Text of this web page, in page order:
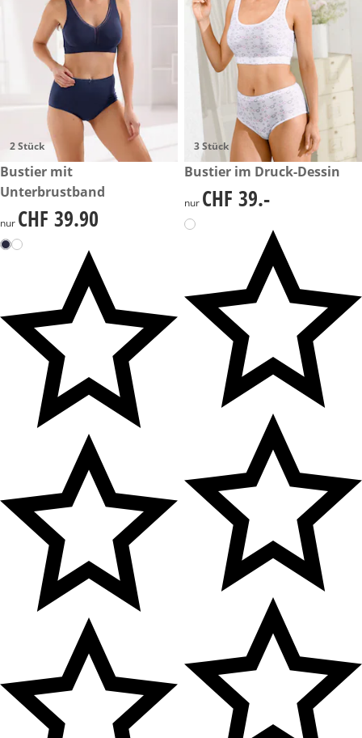
2 Stück
CHF 39.90
Bustier mit
Unterbrustband
CHF 39.90
nur CHF 39.90
3 Stück
CHF 39.-
Bustier im Druck-Dessin
CHF 39.-
nur CHF 39.-